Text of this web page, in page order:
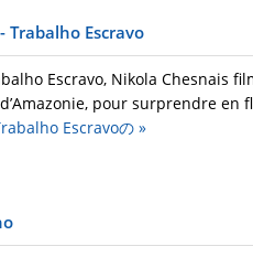
Trabalho Escravo
Escravo, Nikola Chesnais
pour surprendre en
Escravoの »